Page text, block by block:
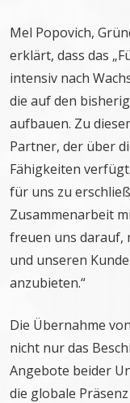
Mel Popovich,
erklärt, dass das
intensiv nach
die auf den
aufbauen. Zu
Partner, der über
Fähigkeiten
für uns zu
Zusammenarbeit
freuen uns darauf,
und unseren
anzubieten.“
Die Übernahme
nicht nur das
Angebote beider
die globale